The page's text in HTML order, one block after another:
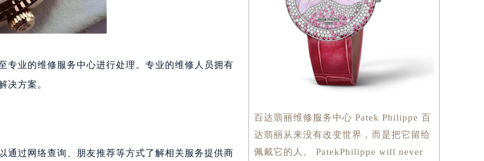
预约）
室（需提前预约）
预约）
提前预约）
14D（需提前预约）
07室（需提前预约）
专业的维修服务中心进行处理。专业的维修人员拥有
决方案。
通过网络查询、朋友推荐等方式了解相关服务提供商
百达翡丽维修服务中心 Patek Philippe 百
达翡丽从来没有改变世界，而是把它留给
佩戴它的人。 PatekPhilippe will never